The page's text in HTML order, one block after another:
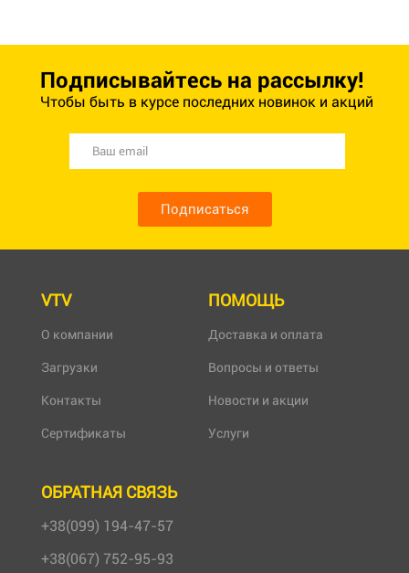
Подписывайтесь на рассылку!
Чтобы быть в курсе последних новинок и акций
Подписаться
VTV
О компании
Загрузки
Контакты
Сертификаты
ПОМОЩЬ
Доставка и оплата
Вопросы и ответы
Новости и акции
Услуги
ОБРАТНАЯ СВЯЗЬ
+38(099) 194-47-57
+38(067) 752-95-93